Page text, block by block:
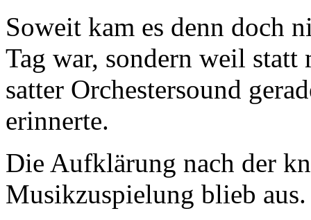
Soweit kam es denn doch
Tag war, sondern weil
satter Orchestersound
erinnerte.
Die Aufklärung nach der
Musikzuspielung blieb